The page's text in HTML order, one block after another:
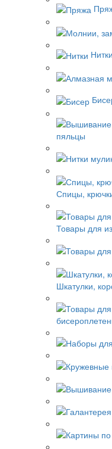
Нитки
пяльцы
Спицы,
Товары для
Шкатулки,